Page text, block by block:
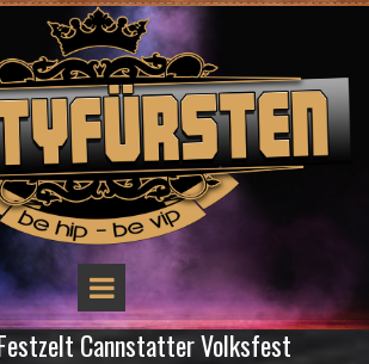
Cannstatter Volksfest